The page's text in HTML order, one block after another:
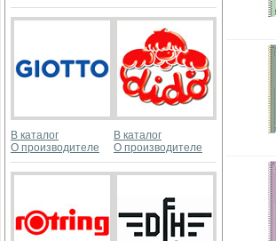
В каталог
О производителе
В каталог
О производителе